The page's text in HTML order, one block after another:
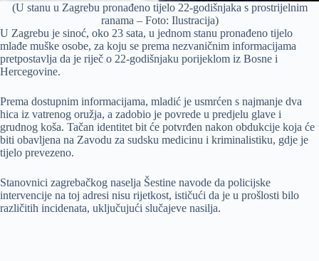
(U stanu u Zagrebu pronađeno tijelo 22-godišnjaka s prostrijelnim
ranama – Foto: Ilustracija)
U Zagrebu je sinoć, oko 23 sata, u jednom stanu pronađeno tijelo
mlađe muške osobe, za koju se prema nezvaničnim informacijama
pretpostavlja da je riječ o 22-godišnjaku porijeklom iz Bosne i
Hercegovine.
Prema dostupnim informacijama, mladić je usmrćen s najmanje dva
hica iz vatrenog oružja, a zadobio je povrede u predjelu glave i
grudnog koša. Tačan identitet bit će potvrđen nakon obdukcije koja će
biti obavljena na Zavodu za sudsku medicinu i kriminalistiku, gdje je
tijelo prevezeno.
Stanovnici zagrebačkog naselja Šestine navode da policijske
intervencije na toj adresi nisu rijetkost, ističući da je u prošlosti bilo
različitih incidenata, uključujući slučajeve nasilja.